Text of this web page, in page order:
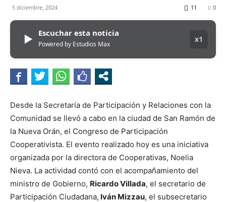
5 diciembre, 2024 0
11
▶ Escuchar esta noticia
Powered by Estudios Max
x1
Desde la Secretaría de Participación y Relaciones con la
Comunidad se llevó a cabo en la ciudad de San Ramón de
la Nueva Orán, el Congreso de Participación
Cooperativista. El evento realizado hoy es una iniciativa
organizada por la directora de Cooperativas, Noelia
Nieva. La actividad contó con el acompañamiento del
ministro de Gobierno, Ricardo Villada, el secretario de
Participación Ciudadana, Iván Mizzau, el subsecretario